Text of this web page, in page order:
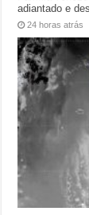
adiantado e
24 horas atrás